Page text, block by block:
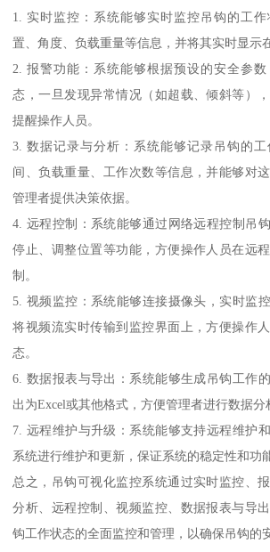
1. 实时监控：系统能够实时监控吊钩的工
置、角度、负载重量等信息，并将其实时显示
2. 报警功能：系统能够根据预设的安全参
态，一旦发现异常情况（如超载、倾斜等）
提醒操作人员。
3. 数据记录与分析：系统能够记录吊钩的
间、负载重量、工作次数等信息，并能够对
管理者提供决策依据。
4. 远程控制：系统能够通过网络远程控制吊
停止、调整位置等功能，方便操作人员在远
制。
5. 视频监控：系统能够连接摄像头，实时监
将视频流实时传输到监控界面上，方便操作
态。
6. 数据报表与导出：系统能够生成吊钩工作
出为Excel或其他格式，方便管理者进行数据分
7. 远程维护与升级：系统能够支持远程维护
系统进行维护和更新，保证系统的稳定性和功
总之，吊钩可视化监控系统通过实时监控、
分析、远程控制、视频监控、数据报表与导
钩工作状态的全面监控和管理，以确保吊钩的